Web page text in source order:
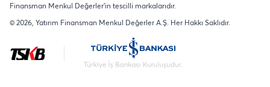
Finansman Menkul Değerler'in tescilli markalarıdır.
©2026 , Yatırım Finansman Menkul Değerler A.Ş. Her Hakkı Saklıdır.